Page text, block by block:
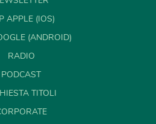
APPLE (IOS)
(ANDROID)
RADIO
PODCAST
TITOLI